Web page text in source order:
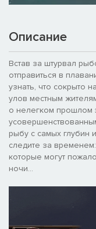
Описание
Встав за штурвал
отправиться в
узнать, что сокрыто
улов местным
о нелегком прошлом
рыбу с самых глубин
следите за
которые могут
ночи...